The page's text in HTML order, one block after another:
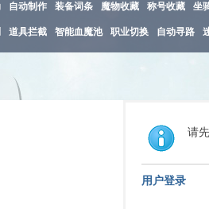
自动制作 装备词条 魔物收藏 称号收藏 坐
道具拦截 智能血魔池 职业切换 自动寻路
请
用户登录